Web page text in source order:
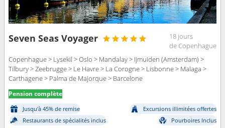
Seven Seas Voyager
18 jours
de Copenhague
Copenhague > Lysekil > Oslo > Mandalay > Ijmuiden (Amsterdam) >
Tilbury > Zeebrugge > Le Havre > La Corogne > Lisbonne > Malaga >
Carthagene > Palma de Majorque > Barcelone
Pension complète
Jusqu'à 45% de remise
Excursions illimitées offertes
Restaurants de spécialités inclus
Pourboires Inclus